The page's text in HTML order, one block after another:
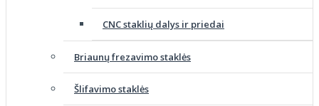
CNC staklių dalys ir priedai
Briaunų frezavimo staklės
Šlifavimo staklės